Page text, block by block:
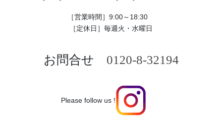
［営業時間］9:00～18:30
［定休日］毎週火・水曜日
お問合せ 0120-8-32194
Please follow us !